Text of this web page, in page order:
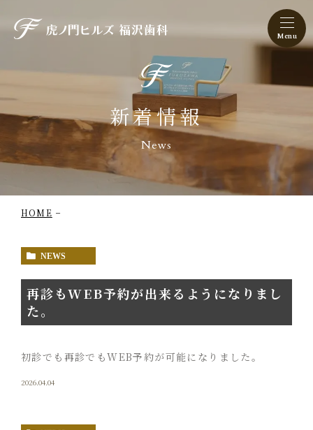
虎ノ門ヒルズ 福沢歯科
新着情報
News
HOME
NEWS
再診もWEB予約が出来るようになりまし
た。
初診でも再診でもWEB予約が可能になりました。
2026.04.04